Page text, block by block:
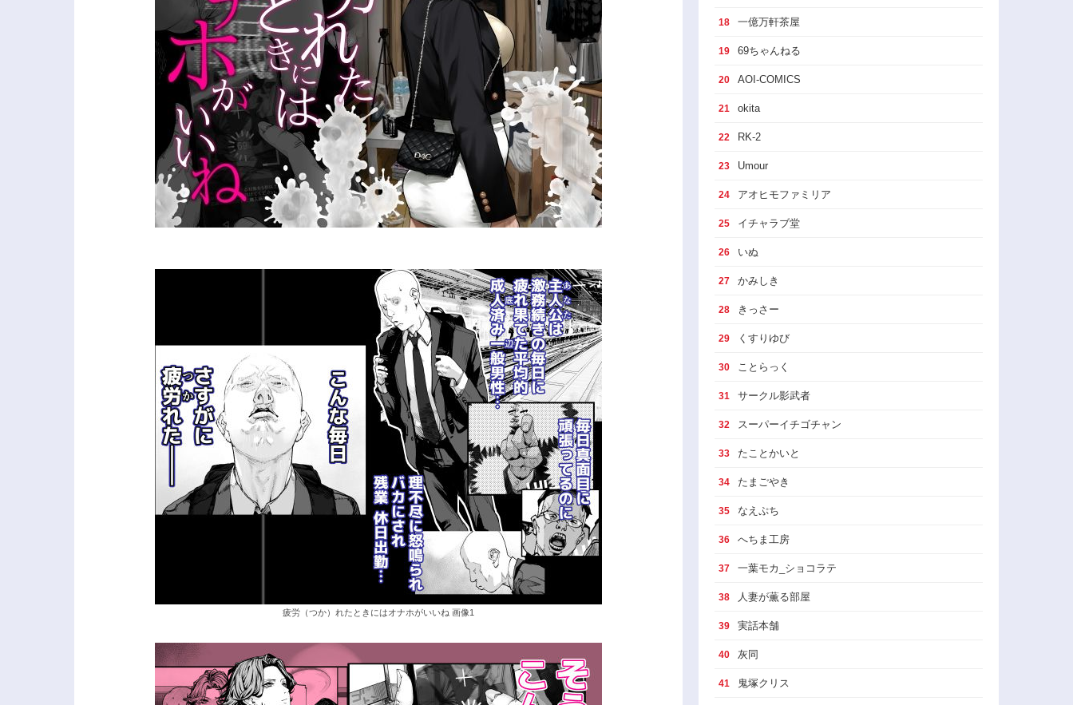
疲労（つか）れたときにはオナホがいいね 画像1
18 一億万軒茶屋
19 69ちゃんねる
20 AOI-COMICS
21 okita
22 RK-2
23 Umour
24 アオヒモファミリア
25 イチャラブ堂
26 いぬ
27 かみしき
28 きっさー
29 くすりゆび
30 ことらっく
31 サークル影武者
32 スーパーイチゴチャン
33 たことかいと
34 たまごやき
35 なえぷち
36 へちま工房
37 一葉モカ_ショコラテ
38 人妻が薫る部屋
39 実話本舗
40 灰同
41 鬼塚クリス